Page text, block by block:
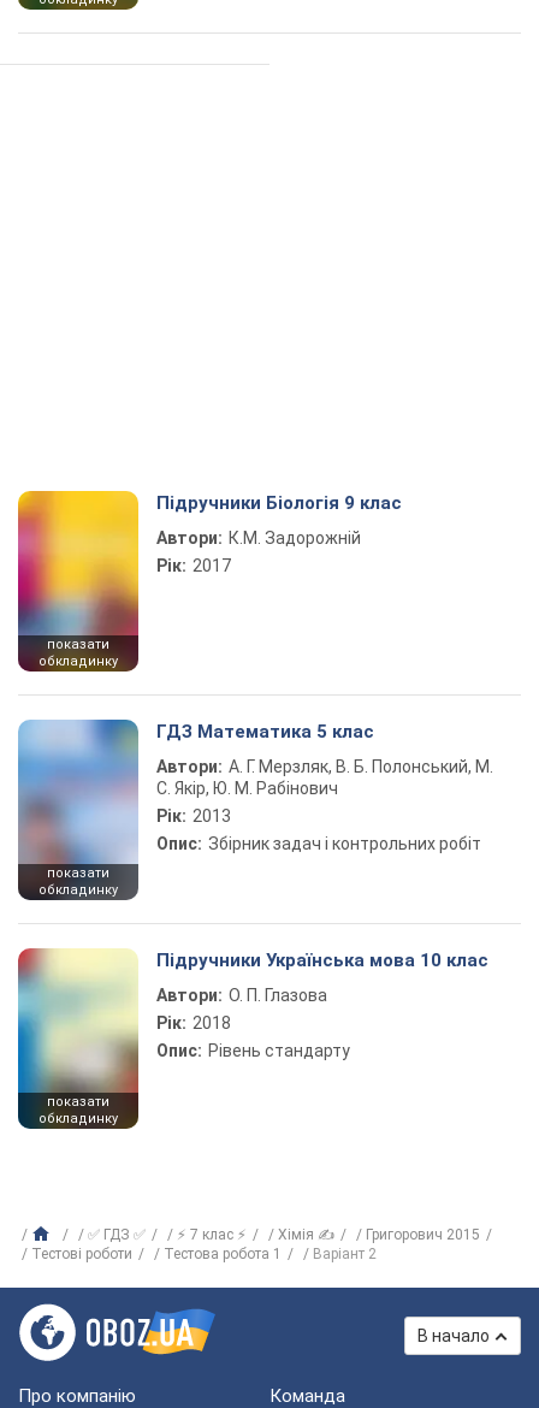
показати
обкладинку
Підручники Біологія 9 клас
Автори: К.М. Задорожній
Рік: 2017
показати
обкладинку
ГДЗ Математика 5 клас
Автори: А. Г. Мерзляк, В. Б. Полонський, М.
С. Якір, Ю. М. Рабінович
Рік: 2013
Опис: Збірник задач і контрольних робіт
показати
обкладинку
Підручники Українська мова 10 клас
Автори: О. П. Глазова
Рік: 2018
Опис: Рівень стандарту
✅ ГДЗ ✅ ⚡ 7 клас ⚡ Хімія ✍
Григорович 2015
Тестові роботи
Тестова робота 1 Варіант 2
В начало
Про компанію Команда